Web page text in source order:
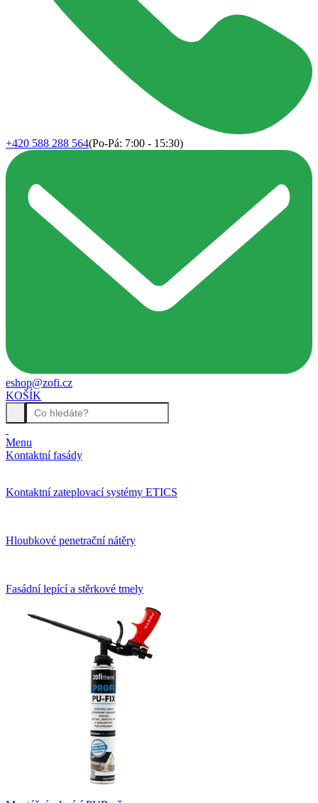
+420 588 288 564(Po-Pá: 7:00 - 15:30)
eshop@zofi.cz
KOŠÍK
Menu
Kontaktní fasády
Kontaktní zateplovací systémy ETICS
Hloubkové penetrační nátěry
Fasádní lepící a stěrkové tmely